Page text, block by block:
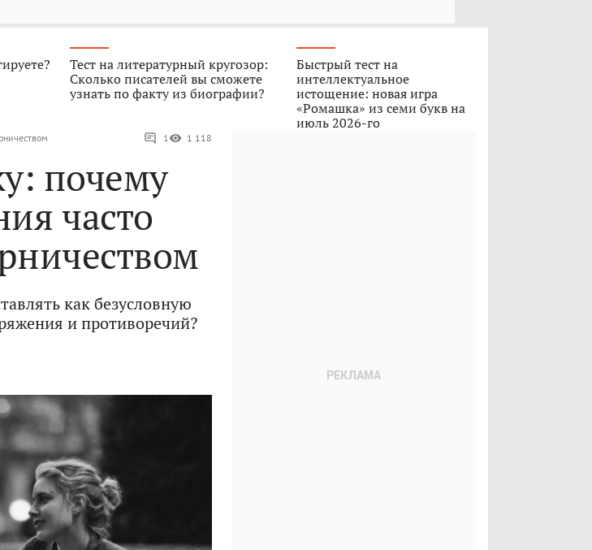
Тест на литературный кругозор:
Сколько писателей вы сможете
узнать по факту из биографии?
Быстрый тест на
интеллектуальное
истощение: новая игра
«Ромашка» из семи букв на
июль 2026-го
1 1 118
почему
часто
как безусловную
и противоречий?